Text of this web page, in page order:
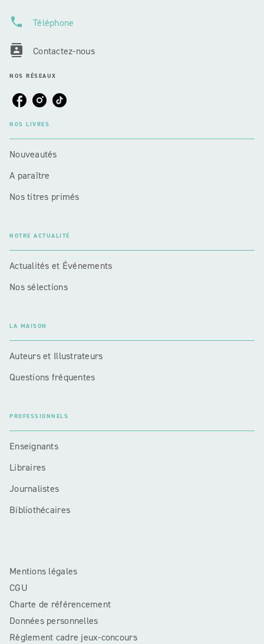
phone Téléphone
contacts Contactez-nous
NOS RÉSEAUX
NOS LIVRES
Nouveautés
A paraître
Nos titres primés
NOTRE ACTUALITÉ
Actualités et Événements
Nos sélections
LA MAISON
Auteurs et Illustrateurs
Questions fréquentes
PROFESSIONNELS
Enseignants
Libraires
Journalistes
Bibliothécaires
Mentions légales
CGU
Charte de référencement
Données personnelles
Règlement cadre jeux-concours